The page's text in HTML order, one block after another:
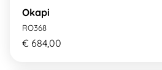
Okapi
RO368
€ 684,00